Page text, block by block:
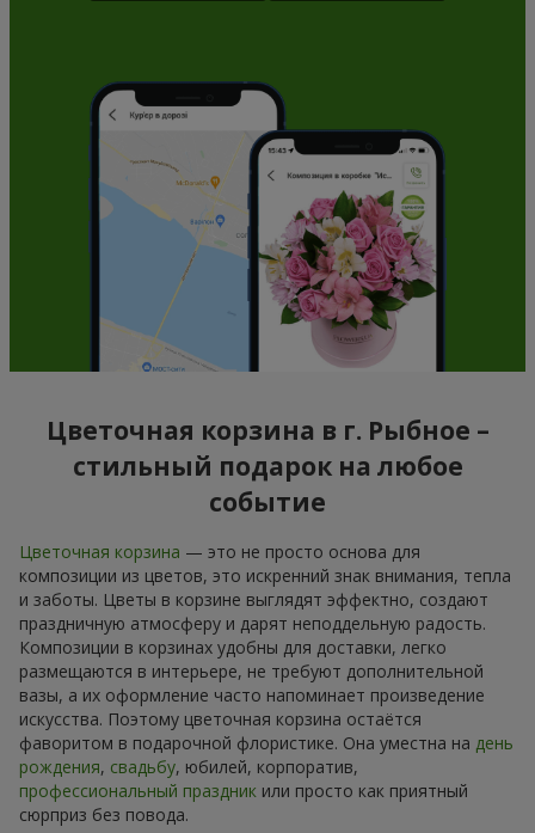
Цветочная корзина в г. Рыбное –
стильный подарок на любое
событие
Цветочная корзина — это не просто основа для
композиции из цветов, это искренний знак внимания, тепла
и заботы. Цветы в корзине выглядят эффектно, создают
праздничную атмосферу и дарят неподдельную радость.
Композиции в корзинах удобны для доставки, легко
размещаются в интерьере, не требуют дополнительной
вазы, а их оформление часто напоминает произведение
искусства. Поэтому цветочная корзина остаётся
фаворитом в подарочной флористике. Она уместна на день
рождения, свадьбу, юбилей, корпоратив,
профессиональный праздник или просто как приятный
сюрприз без повода.